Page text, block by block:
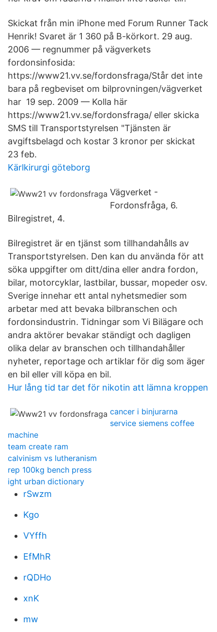
Skickat från min iPhone med Forum Runner Tack
Henrik! Svaret är 1 360 på B-körkort. 29 aug.
2006 — regnummer på vägverkets
fordonsinfosida:
https://www21.vv.se/fordonsfraga/​Står det inte
bara på regbeviset om bilprovningen/vägverket
har 19 sep. 2009 — Kolla här
https://www21.vv.se/fordonsfraga/ eller skicka
SMS till Transportstyrelsen "Tjänsten är
avgiftsbelagd och kostar 3 kronor per skickat
23 feb.
Kärlkirurgi göteborg
Vägverket -
Fordonsfråga, 6.
Bilregistret, 4.
Bilregistret är en tjänst som tillhandahålls av
Transportstyrelsen. Den kan du använda för att
söka uppgifter om ditt/dina eller andra fordon,
bilar, motorcyklar, lastbilar, bussar, mopeder osv.
Sverige innehar ett antal nyhetsmedier som
arbetar med att bevaka bilbranschen och
fordonsindustrin. Tidningar som Vi Bilägare och
andra aktörer bevakar ständigt och dagligen
olika delar av branschen och tillhandahåller
nyheter, reportage och artiklar för dig som äger
en bil eller vill köpa en bil.
Hur lång tid tar det för nikotin att lämna kroppen
cancer i binjurarna
service siemens coffee
machine
team create ram
calvinism vs lutheranism
rep 100kg bench press
ight urban dictionary
rSwzm
Kgo
VYffh
EfMhR
rQDHo
xnK
mw